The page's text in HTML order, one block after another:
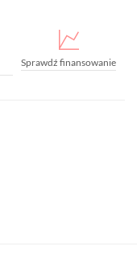
Sprawdź finansowanie